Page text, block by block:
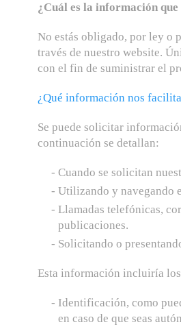
¿Cuál es la información que
No estás obligado, por ley o
través de nuestro website.
con el fin de suministrar el
¿Qué información nos
Se puede solicitar
continuación se detallan:
Cuando se solicitan
Utilizando y navegando
Llamadas telefónicas,
publicaciones.
Solicitando o
Esta información incluiría
Identificación, como
en caso de que seas